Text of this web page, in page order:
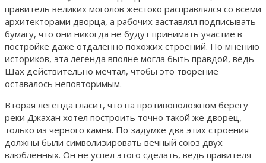
правитель великих моголов жестоко расправлялся со всеми
архитекторами дворца, а рабочих заставлял подписывать
бумагу, что они никогда не будут принимать участие в
постройке даже отдаленно похожих строений. По мнению
историков, эта легенда вполне могла быть правдой, ведь
Шах действительно мечтал, чтобы это творение
оставалось неповторимым.
Вторая легенда гласит, что на противоположном берегу
реки Джахан хотел построить точно такой же дворец,
только из черного камня. По задумке два этих строения
должны были символизировать вечный союз двух
влюбленных. Он не успел этого сделать, ведь правителя